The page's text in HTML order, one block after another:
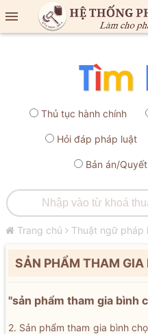

Thủ tục hành chính
Hỏi đáp pháp luật
Bản án/
Trang chủ Thuật ngữ pháp
SẢN PHẨM THAM GIA
"sản phẩm tham gia bình
2. Sản phẩm tham gia bình